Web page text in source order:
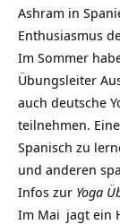
Ashram in
Enthusiasmus
Im Sommer
Übungsleiter
auch deutsche
teilnehmen.
Spanisch zu
und anderen
Infos zur Yoga
Im Mai jagt ein